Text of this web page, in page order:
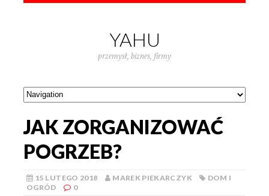
YAHU
przemysł, biznes, firmy
JAK ZORGANIZOWAĆ
POGRZEB?
15 LUTEGO 2018 MAREK PIEKARCZYK
DOM I
OGRÓD
0